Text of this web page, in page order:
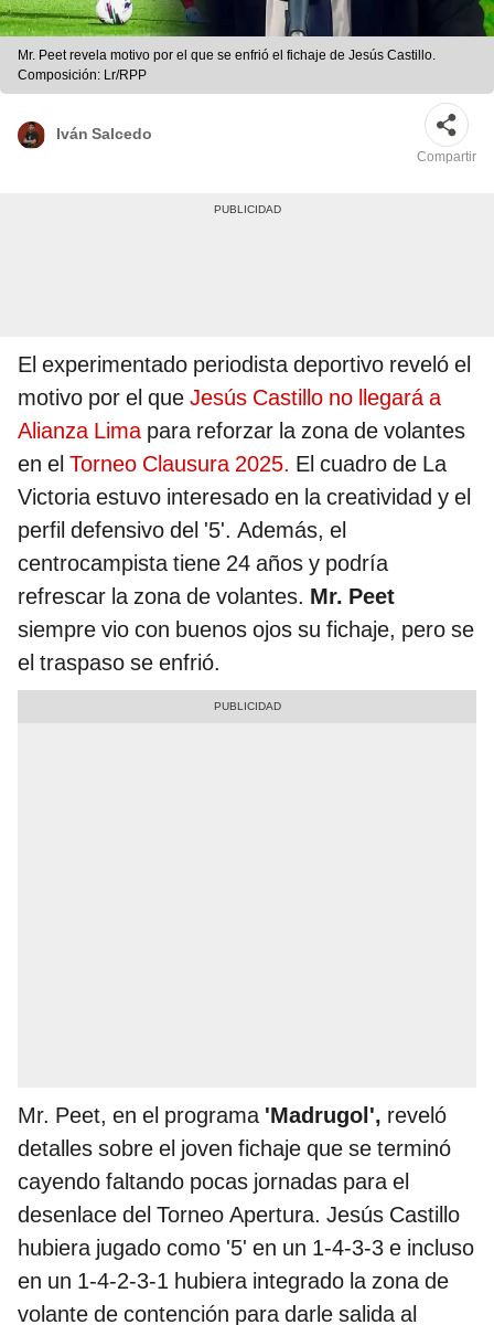
Mr. Peet revela motivo por el que se enfrió el fichaje de Jesús Castillo.
Composición: Lr/RPP
Iván Salcedo
Compartir
El experimentado periodista deportivo reveló el
motivo por el que Jesús Castillo no llegará a
Alianza Lima para reforzar la zona de volantes
en el Torneo Clausura 2025. El cuadro de La
Victoria estuvo interesado en la creatividad y el
perfil defensivo del '5'. Además, el
centrocampista tiene 24 años y podría
refrescar la zona de volantes. Mr. Peet
siempre vio con buenos ojos su fichaje, pero se
el traspaso se enfrió.
Mr. Peet, en el programa'Madrugol', reveló
detalles sobre el joven fichaje que se terminó
cayendo faltando pocas jornadas para el
desenlace del Torneo Apertura. Jesús Castillo
hubiera jugado como '5' en un 1-4-3-3 e incluso
en un 1-4-2-3-1 hubiera integrado la zona de
volante de contención para darle salida al